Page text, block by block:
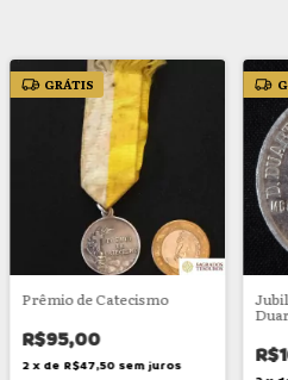
GRÁTIS
Prêmio de Catecismo
R$95,00
2 x de R$47,50 sem juros